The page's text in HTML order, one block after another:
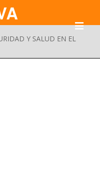
Y SALUD EN EL